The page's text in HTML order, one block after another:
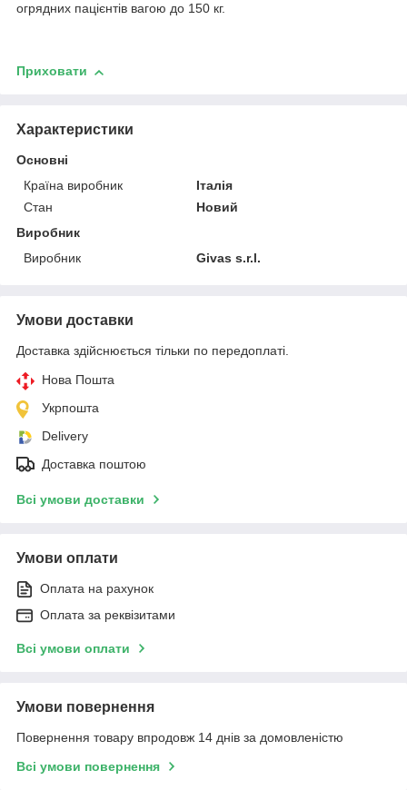
огрядних пацієнтів вагою до 150 кг.
Приховати
Характеристики
Основні
Країна виробник
Італія
Стан
Новий
Виробник
Виробник
Givas s.r.l.
Умови доставки
Доставка здійснюється тільки по передоплаті.
Нова Пошта
Укрпошта
Delivery
Доставка поштою
Всі умови доставки
Умови оплати
Оплата на рахунок
Оплата за реквізитами
Всі умови оплати
Умови повернення
Повернення товару впродовж 14 днів за домовленістю
Всі умови повернення